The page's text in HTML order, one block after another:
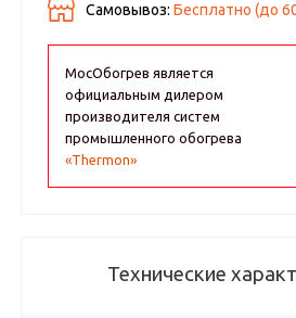
Самовывоз:Бесплатно (до
МосОбогрев является
официальным дилером
производителя систем
промышленного обогрева
«Thermon»
Технические